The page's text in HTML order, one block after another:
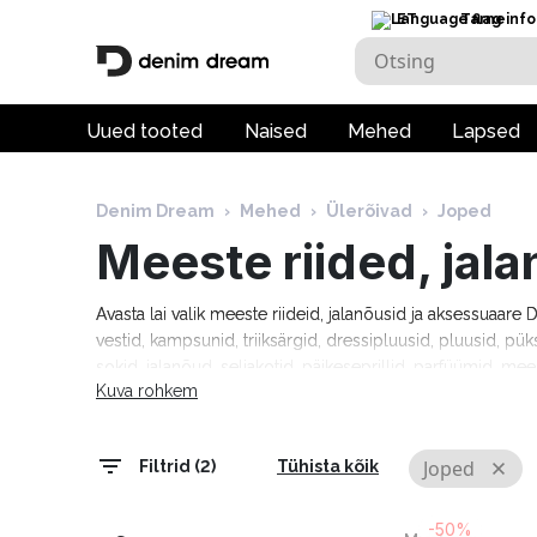
ET Tarneinfo
Uued tooted Naised Mehed Lapsed
Denim Dream › Mehed › Ülerõivad › Joped
Meeste riided,
Avasta lai valik meeste riideid, jalanõusid ja
vestid, kampsunid, triiksärgid, dressipluusid, pluusid,
moebrändidelt nagu Guess, Tommy Hilfiger, Calvin
Kuva rohkem
Filtrid (2) Tühista kõik Joped
-50%